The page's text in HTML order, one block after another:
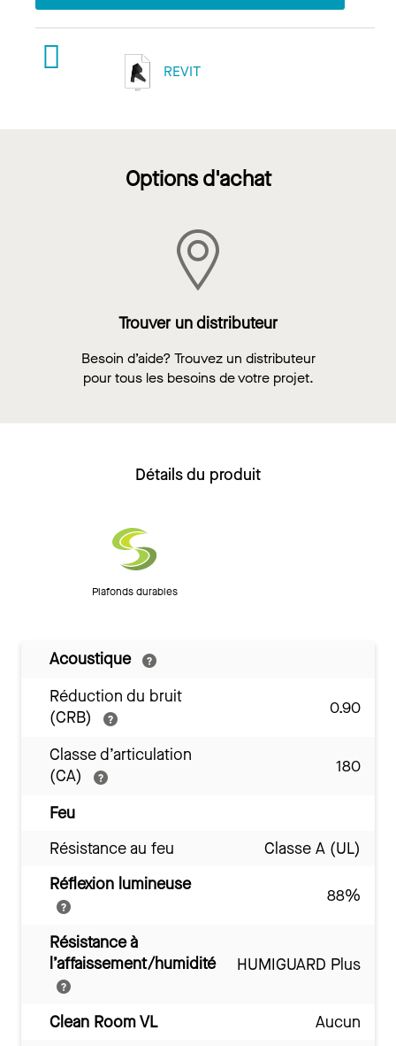
REVIT
Options d'achat
Trouver un distributeur
Besoin d’aide? Trouvez un distributeur
pour tous les besoins de votre projet.
Détails du produit
Plafonds durables
Acoustique
Réduction du bruit
(CRB)
0.90
Classe d’articulation
(CA)
180
Feu
Résistance au feu
Classe A (UL)
Réflexion lumineuse
88%
Résistance à
l’affaissement/humidité
HUMIGUARD Plus
Clean Room VL
Aucun